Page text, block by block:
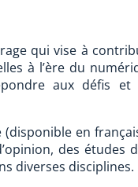
qui vise à
à l’ère du
aux défis
en
des études
diverses disciplines.